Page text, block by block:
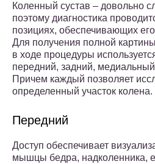
Коленный сустав – довольно
поэтому диагностика
позициях, обеспечивающих
Для получения полной
в ходе процедуры
передний, задний,
Причем каждый позволяет
определенный участок колена.
Передний
Доступ обеспечивает
мышцы бедра, надколенника,